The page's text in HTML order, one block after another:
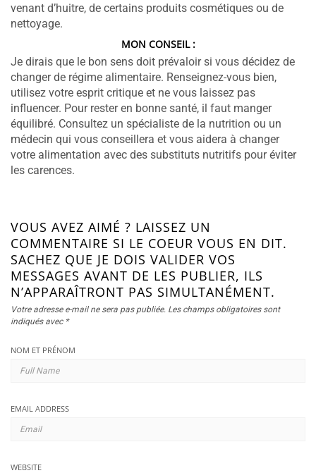
venant d’huitre, de certains produits cosmétiques ou de
nettoyage.
MON CONSEIL :
Je dirais que le bon sens doit prévaloir si vous décidez de
changer de régime alimentaire. Renseignez-vous bien,
utilisez votre esprit critique et ne vous laissez pas
influencer. Pour rester en bonne santé, il faut manger
équilibré. Consultez un spécialiste de la nutrition ou un
médecin qui vous conseillera et vous aidera à changer
votre alimentation avec des substituts nutritifs pour éviter
les carences.
VOUS AVEZ AIMÉ ? LAISSEZ UN
COMMENTAIRE SI LE COEUR VOUS EN DIT.
SACHEZ QUE JE DOIS VALIDER VOS
MESSAGES AVANT DE LES PUBLIER, ILS
N’APPARAÎTRONT PAS SIMULTANÉMENT.
Votre adresse e-mail ne sera pas publiée. Les champs obligatoires sont
indiqués avec *
NOM ET PRÉNOM
EMAIL ADDRESS
WEBSITE